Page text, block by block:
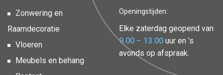
Zonwering en
Raamdecoratie
Vloeren
Meubels en behang
Openingstijden:
Elke zaterdag geopend van
9.00 – 13.00 uur en ’s
avonds op afspraak.